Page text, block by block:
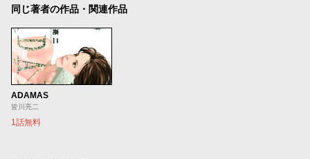
同じ著者の作品・関連作品
ADAMAS
皆川亮二
1話無料